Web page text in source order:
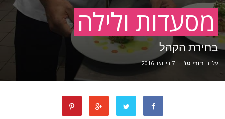
מסעדות ולילה
בחירת הקהל
על ידי דודי טל - 7 בינואר 2016